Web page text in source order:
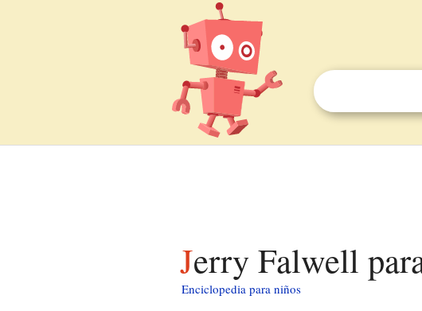
Jerry Falwell
Enciclopedia para niños